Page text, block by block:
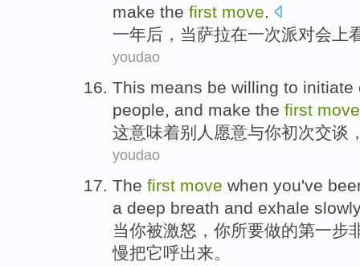
make the first move.
一年后 ， 当萨拉在一次派对会上
youdao
This means be willing to initiate
people, and make the first move
这意味着别人 愿意与你初次交谈
youdao
The first move when you've
a deep breath and exhale slowly
当你被激怒 ，你所要做的第一步
慢把它呼出来。